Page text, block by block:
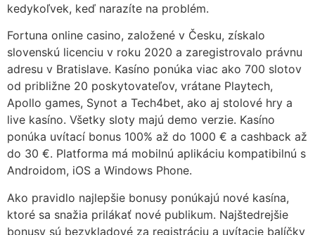
kedykoľvek, keď narazíte na problém.
Fortuna online casino, založené v Česku, získalo
slovenskú licenciu v roku 2020 a zaregistrovalo právnu
adresu v Bratislave. Kasíno ponúka viac ako 700 slotov
od približne 20 poskytovateľov, vrátane Playtech,
Apollo games, Synot a Tech4bet, ako aj stolové hry a
live kasíno. Všetky sloty majú demo verzie. Kasíno
ponúka uvítací bonus 100% až do 1000 € a cashback až
do 30 €. Platforma má mobilnú aplikáciu kompatibilnú s
Androidom, iOS a Windows Phone.
Ako pravidlo najlepšie bonusy ponúkajú nové kasína,
ktoré sa snažia prilákať nové publikum. Najštedrejšie
bonusy sú bezvkladové za registráciu a uvítacie balíčky